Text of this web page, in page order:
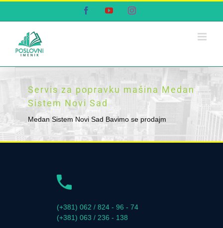
FacebookYouTubeInstagram
Servis za popravku mašina Medan
Sistem Novi Sad
Medan Sistem Novi Sad Bavimo se prodajm
(+381) 062 / 824 - 96 - 74
(+381) 063 / 236 - 138